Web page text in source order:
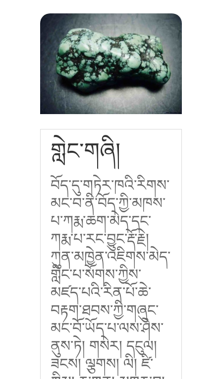
གླེང་གཞི།
བོད་དུ་གཏེར་ཁའི་རིགས་
མང་བ་ནི་བོད་ཀྱི་མཁས་
པ་ཀརྨ་ཆག་མེད་དང་
ཀརྨ་པ་རང་བྱུང་རྡོ་རྗེ།
ཀུན་མཁྱེན་འཇིགས་མེད་
གླིང་པ་སོགས་ཀྱིས་
མཛད་པའི་རིན་པོ་ཆེ་
བརྟག་ཐབས་ཀྱི་གཞུང་
མང་བོ་ཡོད་པ་ལས་ཤེས་
ནུས་ཏེ། གསེར། དངུལ།
ཟངས། ལྕགས། ལི། ཛི་